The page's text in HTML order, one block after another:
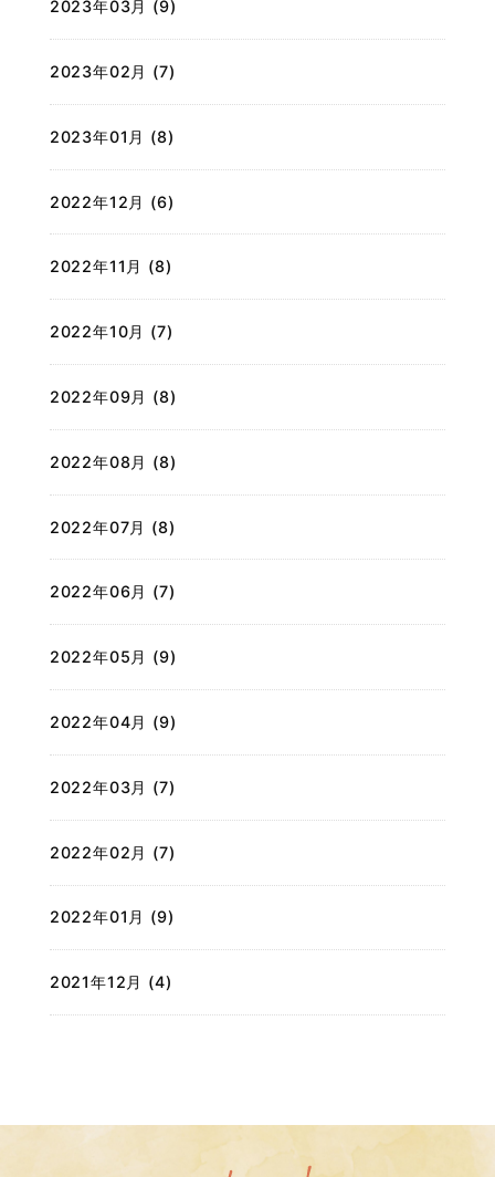
2023年03月 (9)
2023年02月 (7)
2023年01月 (8)
2022年12月 (6)
2022年11月 (8)
2022年10月 (7)
2022年09月 (8)
2022年08月 (8)
2022年07月 (8)
2022年06月 (7)
2022年05月 (9)
2022年04月 (9)
2022年03月 (7)
2022年02月 (7)
2022年01月 (9)
2021年12月 (4)